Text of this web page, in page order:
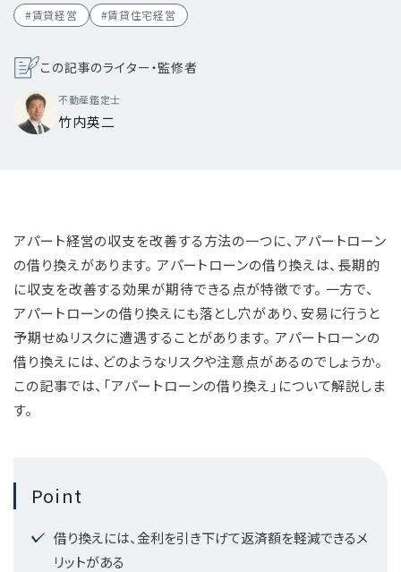
#賃貸経営 #賃貸住宅経営
この記事のライター・監修者
不動産鑑定士
竹内英二
アパート経営の収支を改善する方法の一つに、アパートローン
の借り換えがあります。 アパートローンの借り換えは、長期的
に収支を改善する効果が期待できる点が特徴です。 一方で、
アパートローンの借り換えにも落とし穴があり、安易に行うと
予期せぬリスクに遭遇することがあります。 アパートローンの
借り換えには、どのようなリスクや注意点があるのでしょうか。
この記事では、「アパートローンの借り換え」について解説しま
す。
Point
借り換えには、金利を引き下げて返済額を軽減できるメ
リットがある